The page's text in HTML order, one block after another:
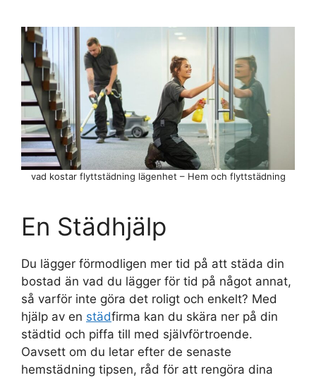
En Städhjälp
Du lägger förmodligen mer tid på att städa din
bostad än vad du lägger för tid på något annat,
så varför inte göra det roligt och enkelt? Med
hjälp av en städfirma kan du skära ner på din
städtid och piffa till med självförtroende.
Oavsett om du letar efter de senaste
hemstädning tipsen, råd för att rengöra dina
vad kostar flyttstädning lägenhet – Hem och flyttstädning